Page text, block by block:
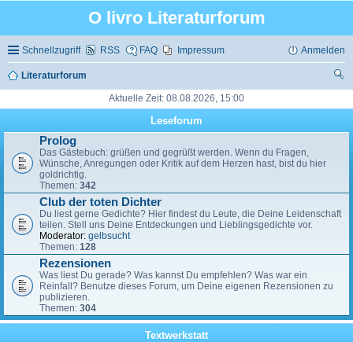
O livro Literaturforum
Schnellzugriff RSS FAQ Impressum Anmelden
Literaturforum
Aktuelle Zeit: 08.08.2026, 15:00
Leseforum
Prolog
Das Gästebuch: grüßen und gegrüßt werden. Wenn du Fragen,
Wünsche, Anregungen oder Kritik auf dem Herzen hast, bist du hier
goldrichtig.
Themen: 342
Club der toten Dichter
Du liest gerne Gedichte? Hier findest du Leute, die Deine Leidenschaft
teilen. Stell uns Deine Entdeckungen und Lieblingsgedichte vor.
Moderator: gelbsucht
Themen: 128
Rezensionen
Was liest Du gerade? Was kannst Du empfehlen? Was war ein
Reinfall? Benutze dieses Forum, um Deine eigenen Rezensionen zu
publizieren.
Themen: 304
Textwerkstatt